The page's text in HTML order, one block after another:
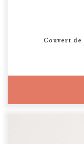
Couvert de